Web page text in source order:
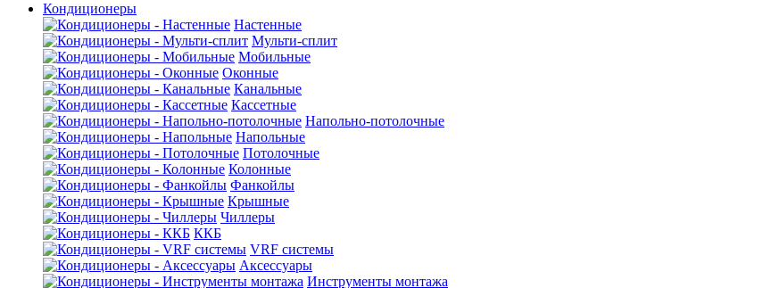
Кондиционеры
Настенные
Мульти-сплит
Мобильные
Оконные
Канальные
Кассетные
Напольно-потолочные
Напольные
Потолочные
Колонные
Фанкойлы
Крышные
Чиллеры
ККБ
VRF системы
Аксессуары
Инструменты монтажа